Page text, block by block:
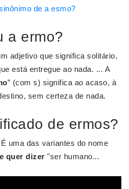
de a esmo?
a ermo?
adjetivo que significa solitário,
está entregue ao nada. ... A
” (com s) significa ao acaso, à
sem certeza de nada.
de ermos?
É uma das variantes do nome
quer dizer "ser humano...